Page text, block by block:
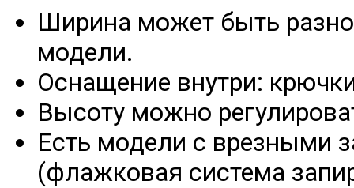
Ширина может быть
модели.
Оснащение внутри:
Высоту можно
Есть модели с врезными
(флажковая система